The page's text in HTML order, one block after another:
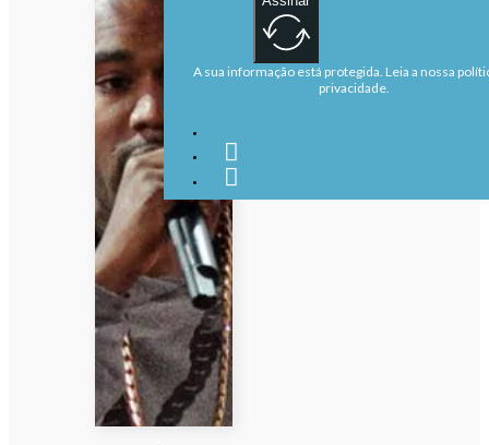
A sua informação está protegida. Leia a nossa
privacidade.